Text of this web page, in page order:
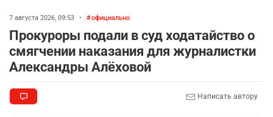
7 августа 2026, 09:53 • официально
Прокуроры подали в суд ходатайство о
смягчении наказания для журналистки
Александры Алёховой
Написать автору